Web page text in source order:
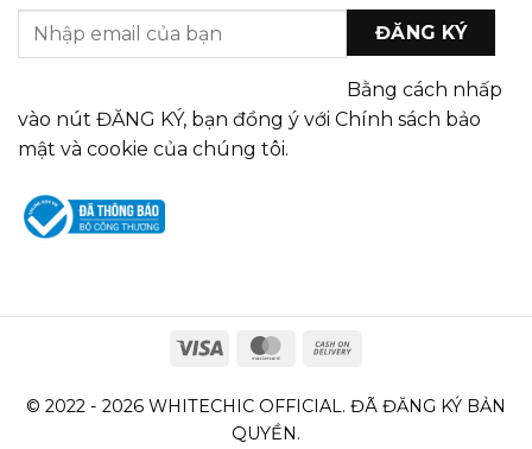
Bằng cách nhấp
vào nút ĐĂNG KÝ, bạn đồng ý với Chính sách bảo
mật và cookie của chúng tôi.
© 2022 - 2026 WHITECHIC OFFICIAL. ĐÃ ĐĂNG KÝ BẢN
QUYỀN.